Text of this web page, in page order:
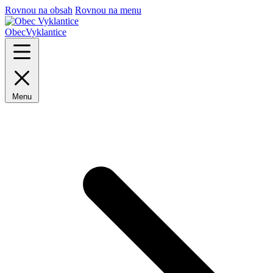
Rovnou na obsah Rovnou na menu
ObecVyklantice
Menu